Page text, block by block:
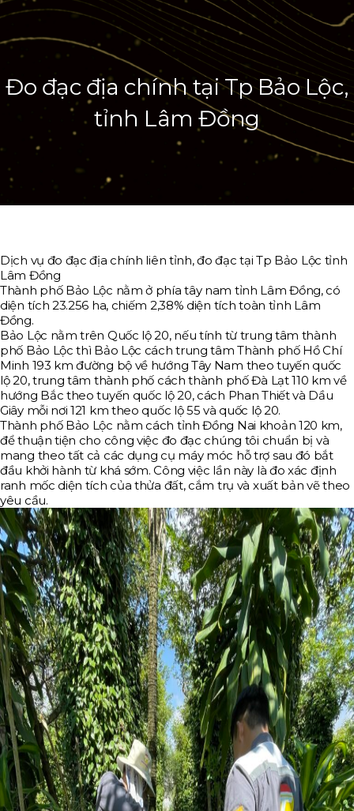
Đo đạc địa chính tại Tp Bảo Lộc,
tỉnh Lâm Đồng
Dịch vụ đo đạc địa chính liên tỉnh, đo đạc tại Tp Bảo Lộc tỉnh
Lâm Đồng
Thành phố Bảo Lộc nằm ở phía tây nam tỉnh Lâm Đồng, có
diện tích 23.256 ha, chiếm 2,38% diện tích toàn tỉnh Lâm
Đồng.
Bảo Lộc nằm trên Quốc lộ 20, nếu tính từ trung tâm thành
phố Bảo Lộc thì Bảo Lộc cách trung tâm Thành phố Hồ Chí
Minh 193 km đường bộ về hướng Tây Nam theo tuyến quốc
lộ 20, trung tâm thành phố cách thành phố Đà Lạt 110 km về
hướng Bắc theo tuyến quốc lộ 20, cách Phan Thiết và Dầu
Giây mỗi nơi 121 km theo quốc lộ 55 và quốc lộ 20.
Thành phố Bảo Lộc nằm cách tỉnh Đồng Nai khoản 120 km,
để thuận tiện cho công việc đo đạc chúng tôi chuẩn bị và
mang theo tất cả các dụng cụ máy móc hỗ trợ sau đó bắt
đầu khởi hành từ khá sớm. Công việc lần này là đo xác định
ranh mốc diện tích của thửa đất, cắm trụ và xuất bản vẽ theo
yêu cầu.